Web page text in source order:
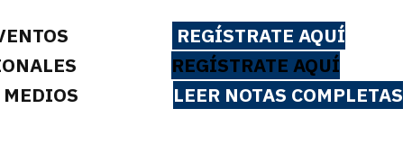
EVENTOS
REGÍSTRATE AQUÍ
REGÍSTRATE AQUÍ
DE MEDIOS LEER NOTAS COMPLETAS